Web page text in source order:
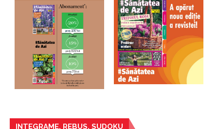
INTEGRAME, REBUS, SUDOKU